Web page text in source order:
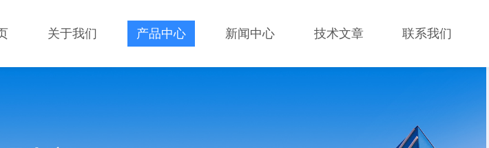
关于我们 产品中心 新闻中心 技术文章 联系我们